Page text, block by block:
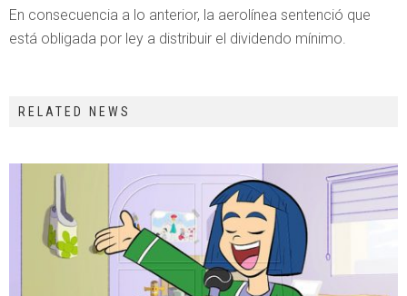
En consecuencia a lo anterior, la aerolínea sentenció que
está obligada por ley a distribuir el dividendo mínimo.
RELATED NEWS